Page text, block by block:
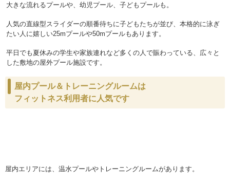
大きな流れるプールや、幼児プール、子どもプールも。
人気の直線型スライダーの順番待ちに子どもたちが並び、本格的に泳ぎ
たい人に嬉しい25mプールや50mプールもあります。
平日でも夏休みの学生や家族連れなど多くの人で賑わっている、 広々と
した敷地の屋外プール施設です。
屋内プール＆トレーニングルームは
フィットネス利用者に人気です
屋内エリアには、温水プールやトレーニングルームがあります。